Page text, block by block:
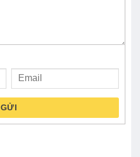
GỬI